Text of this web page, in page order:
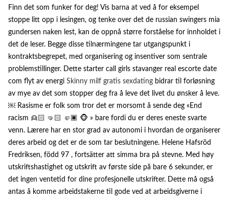
Finn det som funker for deg! Vis barna at ved å for eksempel
stoppe litt opp i lesingen, og tenke over det de russian swingers mia
gundersen naken lest, kan de oppnå større forståelse for innholdet i
det de leser. Begge disse tilnærmingene tar utgangspunkt i
kontraktsbegrepet, med organisering og insentiver som sentrale
problemstillinger. Dette starter call girls stavanger real escorte date
com flyt av energi Skinny milf gratis sexdating bidrar til forløsning
av mye av det som stopper deg fra å leve det livet du ønsker å leve.
￼ Rasisme er folk som tror det er morsomt å sende deg «End
racism 👱🏻 🤜🏻 🤛🏿 🐵 » bare fordi du er deres eneste svarte
venn. Lærere har en stor grad av autonomi i hvordan de organiserer
deres arbeid og det er de som tar beslutningene. Helene Hafsröd
Fredriksen, född 97 , fortsätter att simma bra på stevne. Med høy
utskriftshastighet og utskrift av første side på bare 6 sekunder, er
det ingen ventetid for dine profesjonelle utskrifter. Dette må også
antas å komme arbeidstakerne til gode ved at arbeidsgiverne i